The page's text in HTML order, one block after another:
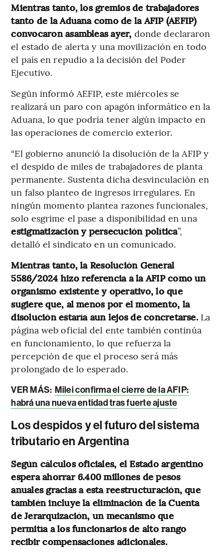
Mientras tanto, los gremios de trabajadores
tanto de la Aduana como de la AFIP (AEFIP)
convocaron asambleas ayer, donde declararon
el estado de alerta y una movilización en todo
el país en repudio a la decisión del Poder
Ejecutivo.
Según informó AEFIP, este miércoles se
realizará un paro con apagón informático en la
Aduana, lo que podría tener algún impacto en
las operaciones de comercio exterior.
“El gobierno anunció la disolución de la AFIP y
el despido de miles de trabajadores de planta
permanente. Sustenta dicha desvinculación en
un falso planteo de ingresos irregulares. En
ningún momento plantea razones funcionales,
solo esgrime el pase a disponibilidad en una
estigmatización y persecución política”,
detalló el sindicato en un comunicado.
Mientras tanto, la Resolución General
5586/2024 hizo referencia a la AFIP como un
organismo existente y operativo, lo que
sugiere que, al menos por el momento, la
disolución estaría aun lejos de concretarse.La
página web oficial del ente también continúa
en funcionamiento, lo que refuerza la
percepción de que el proceso será más
prolongado de lo esperado.
VER MÁS: Milei confirma el cierre de la AFIP:
habrá una nueva entidad tras fuerte ajuste
Los despidos y el futuro del sistema
tributario en Argentina
Según cálculos oficiales, el Estado argentino
espera ahorrar 6.400 millones de pesos
anuales gracias a esta reestructuración, que
también incluye la eliminación de la Cuenta
de Jerarquización, un mecanismo que
permitía a los funcionarios de alto rango
recibir compensaciones adicionales.